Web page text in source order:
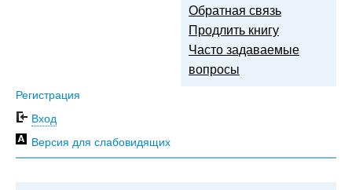
Обратная связь
Продлить книгу
Часто задаваемые
вопросы
Регистрация
Вход
Версия для слабовидящих